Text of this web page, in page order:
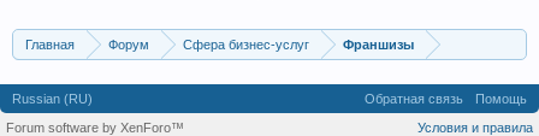
Главная Форум Сфера бизнес-услуг Франшизы
Russian (RU) Обратная связь
Помощь
Условия и правила
Forum software by XenForo™